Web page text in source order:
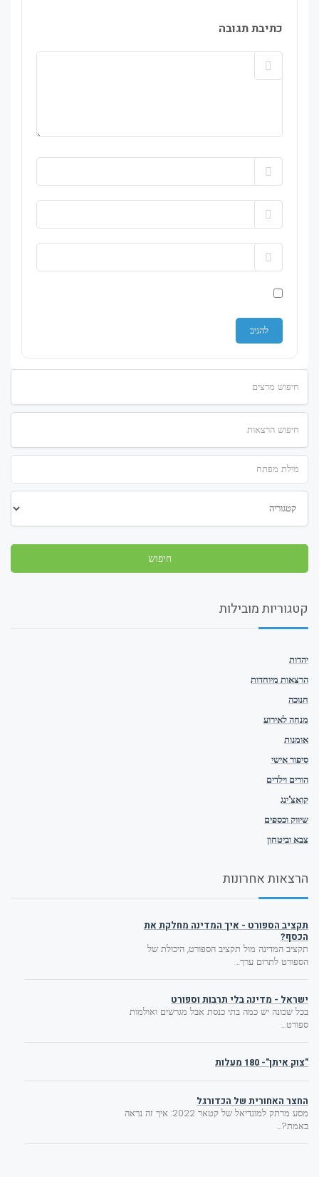
כתיבת תגובה
קטגוריות מובילות
יהדות
הרצאות מיוחדות
חנוכה
מנחה לאירוע
אומנות
סיפור אישי
הורים וילדים
קואצ'ינג
שיווק וכספים
צבא וביטחון
הרצאות אחרונות
תקציב הספורט - איך המדינה מחלקת את
הכסף?
תקציב המדינה מול תקציב הספורט, היכולת של
הספורט לתרום ערך…
ישראל - מדינה בלי תרבות וספורט
בכל שכונה יש כמה בתי כנסת אבל מגרשים ואולמות
ספורט…
"צוק איתן"- 180 מעלות
החצר האחורית של הכדורגל
מסע מרתק למונדיאל של קטאר 2022: איך זה נראה
באמת?…